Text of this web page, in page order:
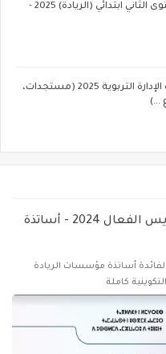
كراسة الرياضيات للمستوى الثاني ابتدائي (الريادة) 2025 -
حقيبة الاستعداد لمباراة الإدارة التربوية 2025 (مستجدات،
...)
الدورة التكوينية في مقاربات التدريس الفعال 2024 - أساتذة
لفائدة أساتذة مؤسسات الريادة